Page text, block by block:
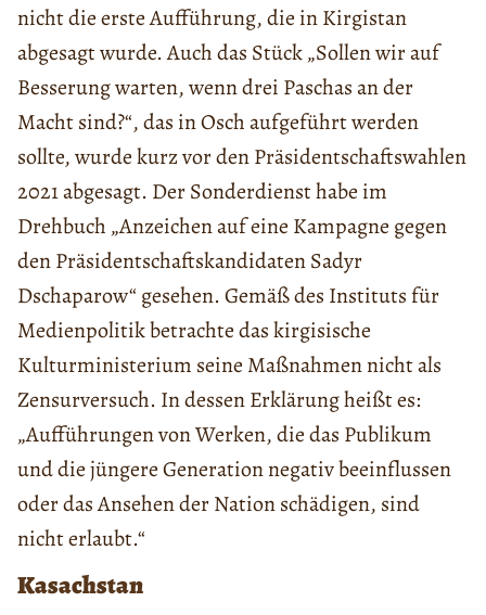
nicht die erste Aufführung, die in Kirgistan
abgesagt wurde. Auch das Stück „Sollen wir auf
Besserung warten, wenn drei Paschas an der
Macht sind?“, das in Osch aufgeführt werden
sollte, wurde kurz vor den Präsidentschaftswahlen
2021 abgesagt. Der Sonderdienst habe im
Drehbuch „Anzeichen auf eine Kampagne gegen
den Präsidentschaftskandidaten Sadyr
Dschaparow“ gesehen. Gemäß des Instituts für
Medienpolitik betrachte das kirgisische
Kulturministerium seine Maßnahmen nicht als
Zensurversuch. In dessen Erklärung heißt es:
„Aufführungen von Werken, die das Publikum
und die jüngere Generation negativ beeinflussen
oder das Ansehen der Nation schädigen, sind
nicht erlaubt.“
Kasachstan